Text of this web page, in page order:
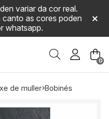
variar da cor real.
canto as cores poden
whatsapp.
Buscar 0
de muller bobinés